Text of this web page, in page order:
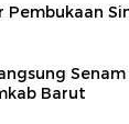
Barut